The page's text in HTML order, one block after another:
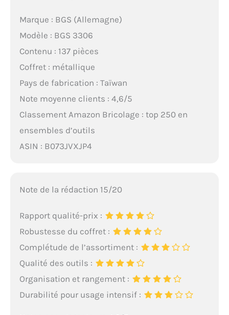
Marque : BGS (Allemagne)
Modèle : BGS 3306
Contenu : 137 pièces
Coffret : métallique
Pays de fabrication : Taïwan
Note moyenne clients : 4,6/5
Classement Amazon Bricolage : top 250 en
ensembles d’outils
ASIN : B073JVXJP4
Note de la rédaction 15/20
Rapport qualité-prix :
Robustesse du coffret :
Complétude de l’assortiment :
Qualité des outils :
Organisation et rangement :
Durabilité pour usage intensif :